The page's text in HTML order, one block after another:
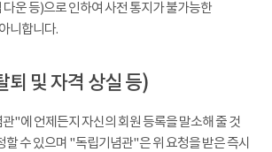
운 등)으로 인하여 사전 통지가 불가능한
니합니다.
퇴 및 자격 상실 등)
"에 언제든지 자신의 회원 등록을 말소해 줄 것
할 수 있으며 "독립기념관"은 위 요청을 받은 즉시